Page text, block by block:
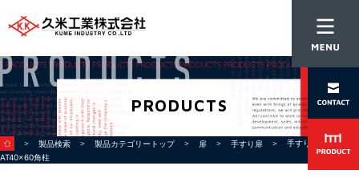
PRODUCTS
＞ 製品検索 ＞ 製品カテゴリートップ＞ 扉 ＞ 手すり扉 ＞ 手すり扉 直格子
AT40x60角柱